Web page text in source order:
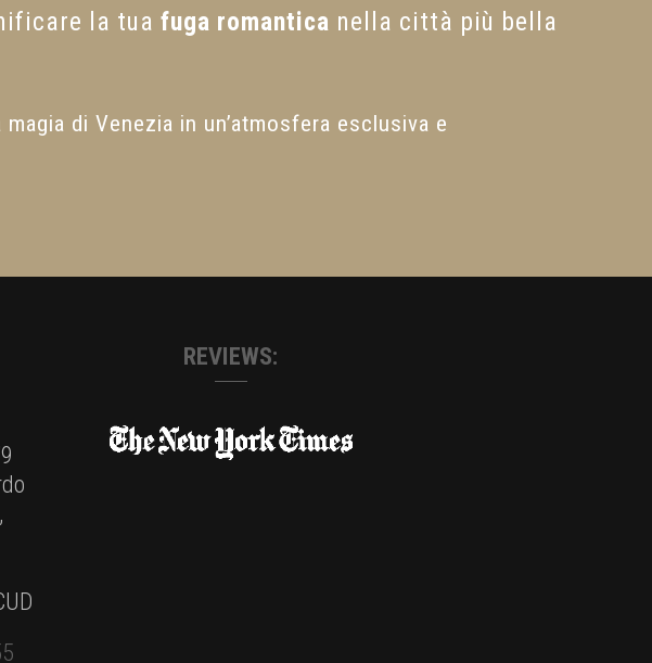
la tua fuga romantica nella città più bella
magia di Venezia in un’atmosfera esclusiva e
REVIEWS: